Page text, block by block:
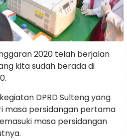
2020 telah berjalan
kita sudah berada di
DPRD Sulteng yang
masa persidangan pertama
masa persidangan